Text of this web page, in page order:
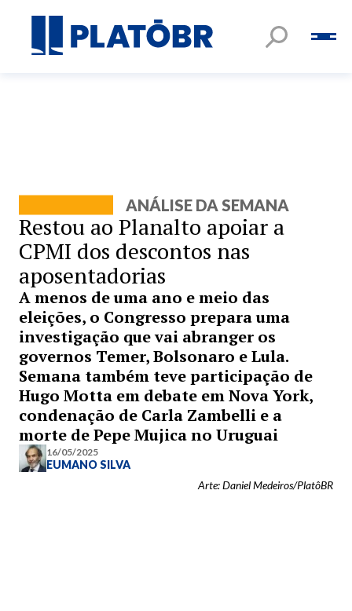
ANÁLISE DA SEMANA
Restou ao Planalto apoiar a
CPMI dos descontos nas
aposentadorias
A menos de uma ano e meio das
eleições, o Congresso prepara uma
investigação que vai abranger os
governos Temer, Bolsonaro e Lula.
Semana também teve participação de
Hugo Motta em debate em Nova York,
condenação de Carla Zambelli e a
morte de Pepe Mujica no Uruguai
16/05/2025
EUMANO SILVA
Arte: Daniel Medeiros/PlatôBR